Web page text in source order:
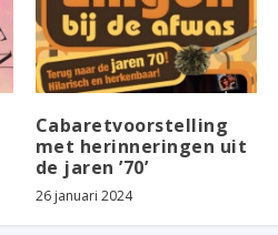
Cabaretvoorstelling
met herinneringen uit
de jaren ’70’
26 januari 2024